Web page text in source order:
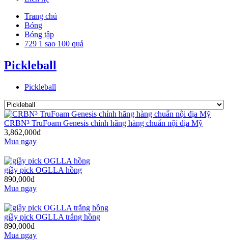
Trang chủ
Bóng
Bóng tập
729 1 sao 100 quả
Pickleball
Pickleball
CRBN³ TruFoam Genesis chính hãng hàng chuẩn nội địa Mỹ
3,862,000đ
Mua ngay
giầy pick OGLLA hồng
890,000đ
Mua ngay
giầy pick OGLLA trắng hồng
890,000đ
Mua ngay